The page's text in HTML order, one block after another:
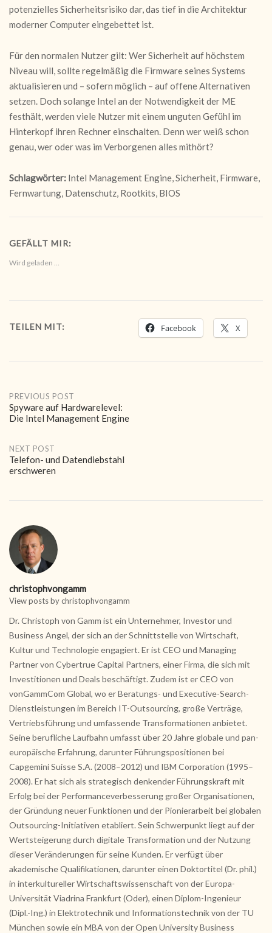
potenzielles Sicherheitsrisiko dar, das tief in die Architektur
moderner Computer eingebettet ist.
Für den normalen Nutzer gilt: Wer Sicherheit auf höchstem
Niveau will, sollte regelmäßig die Firmware seines Systems
aktualisieren und – sofern möglich – auf offene Alternativen
setzen. Doch solange Intel an der Notwendigkeit der ME
festhält, werden viele Nutzer mit einem unguten Gefühl im
Hinterkopf ihren Rechner einschalten. Denn wer weiß schon
genau, wer oder was im Verborgenen alles mithört?
Schlagwörter: Intel Management Engine, Sicherheit, Firmware,
Fernwartung, Datenschutz, Rootkits, BIOS
GEFÄLLT MIR:
Wird geladen …
TEILEN MIT: Facebook X
Post
navigation
PREVIOUS POST
Spyware auf Hardwarelevel:
Die Intel Management Engine
NEXT POST
Telefon- und Datendiebstahl
erschweren
christophvongamm
View posts by christophvongamm
Dr. Christoph von Gamm ist ein Unternehmer, Investor und
Business Angel, der sich an der Schnittstelle von Wirtschaft,
Kultur und Technologie engagiert. Er ist CEO und Managing
Partner von Cybertrue Capital Partners, einer Firma, die sich mit
Investitionen und Deals beschäftigt. Zudem ist er CEO von
vonGammCom Global, wo er Beratungs- und Executive-Search-
Dienstleistungen im Bereich IT-Outsourcing, große Verträge,
Vertriebsführung und umfassende Transformationen anbietet.
Seine berufliche Laufbahn umfasst über 20 Jahre globale und pan-
europäische Erfahrung, darunter Führungspositionen bei
Capgemini Suisse S.A. (2008–2012) und IBM Corporation (1995–
2008). Er hat sich als strategisch denkender Führungskraft mit
Erfolg bei der Performanceverbesserung großer Organisationen,
der Gründung neuer Funktionen und der Pionierarbeit bei globalen
Outsourcing-Initiativen etabliert. Sein Schwerpunkt liegt auf der
Wertsteigerung durch digitale Transformation und der Nutzung
dieser Veränderungen für seine Kunden. Er verfügt über
akademische Qualifikationen, darunter einen Doktortitel (Dr. phil.)
in interkultureller Wirtschaftswissenschaft von der Europa-
Universität Viadrina Frankfurt (Oder), einen Diplom-Ingenieur
(Dipl.-Ing.) in Elektrotechnik und Informationstechnik von der TU
München sowie ein MBA von der Open University Business